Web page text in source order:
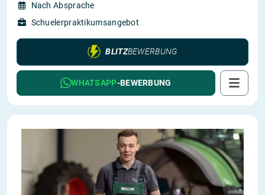
Nach Absprache
Schuelerpraktikumsangebot
BLITZBEWERBUNG
WHATSAPP-BEWERBUNG